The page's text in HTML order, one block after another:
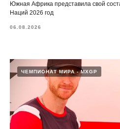
Южная Африка представила свой
Наций 2026 год
06.08.2026
ЧЕМПИОНАТ МИРА - MXGP